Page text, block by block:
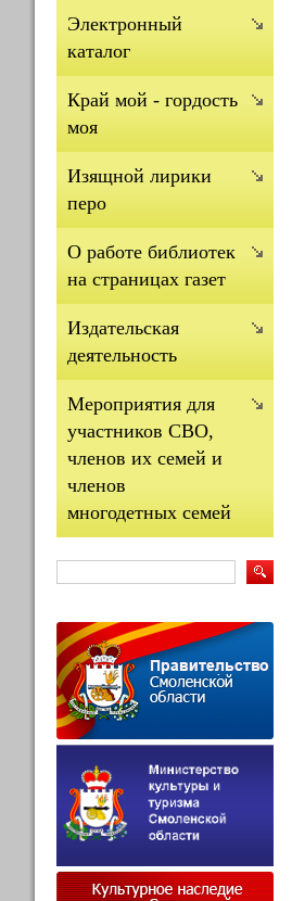
Электронный
каталог
Край мой - гордость
моя
Изящной лирики
перо
О работе библиотек
на страницах газет
Издательская
деятельность
Мероприятия для
участников СВО,
членов их семей и
членов
многодетных семей